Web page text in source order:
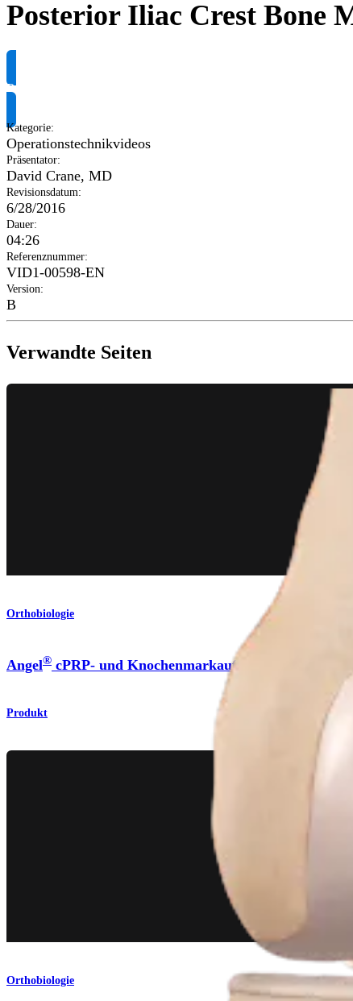
Posterior Iliac Crest Bone
Produktinformationen anfragen
Kategorie:
Operationstechnikvideos
Präsentator:
David Crane, MD
Revisionsdatum:
6/28/2016
Dauer:
04:26
Referenznummer:
VID1-00598-EN
Version:
B
Verwandte Seiten
Orthobiologie
Angel® cPRP- und Knochenmarkaufbereitungssystem
Produkt
Orthobiologie